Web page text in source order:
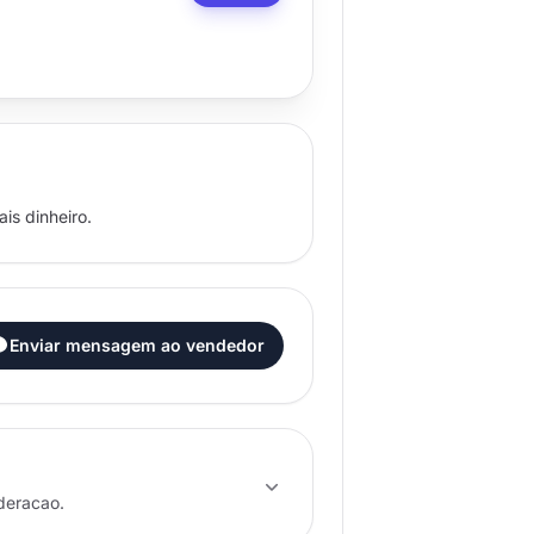
dinheiro.
Enviar mensagem ao vendedor